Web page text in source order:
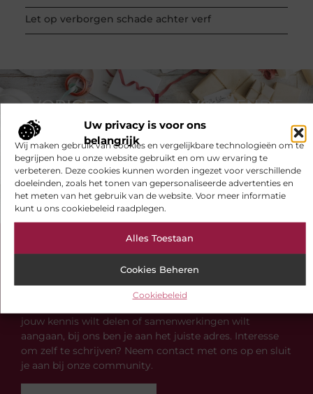
Uw privacy is voor ons
belangrijk
Wij maken gebruik van cookies en vergelijkbare technologieën om te
begrijpen hoe u onze website gebruikt en om uw ervaring te
verbeteren. Deze cookies kunnen worden ingezet voor verschillende
doeleinden, zoals het tonen van gepersonaliseerde advertenties en
het meten van het gebruik van de website. Voor meer informatie
kunt u ons cookiebeleid raadplegen.
Alles Toestaan
Cookies Beheren
Cookiebeleid
Let op verborgen schade achter verf
Bekijk meer informatie over
S-pat.nl is de plek voor blogs over diverse
jouw kennis wilt delen of samenwerkingen wilt
aangaan, bij ons ben je aan het juiste adres. Interesse
om zelf te schrijven? Neem contact met ons op en sluit
je aan bij onze community.
VORIGE
Investeer tijd in een goed uitgedacht hotelconcept
VOLGENDE